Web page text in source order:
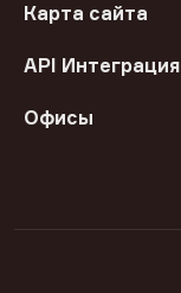
Карта сайта
API Интеграция
Офисы